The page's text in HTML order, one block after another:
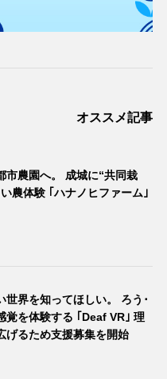
オススメ記事
市農園へ。 成城に“共同栽
農体験 ｢ハナノヒファーム｣
世界を知ってほしい。 ろう･
覚を体験する ｢Deaf VR｣ 理
げるため支援募集を開始